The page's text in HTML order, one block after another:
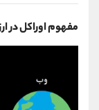
مفهوم اوراکل در